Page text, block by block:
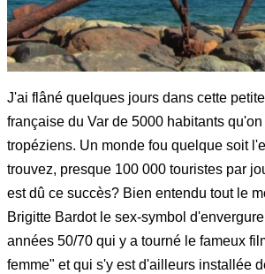
J'ai flâné quelques jours dans cette
française du Var de 5000 habitants
tropéziens. Un monde fou quelque soit
trouvez, presque 100 000 touristes par
est dû ce succès? Bien entendu tout le
Brigitte Bardot le sex-symbol
années 50/70 qui y a tourné le fameux
femme" et qui s'y est d'ailleurs installée